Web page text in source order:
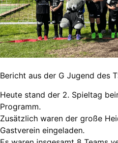
Bericht aus der G Jugend des
Heute stand der 2. Spieltag
Programm.
Zusätzlich waren der große
Gastverein eingeladen.